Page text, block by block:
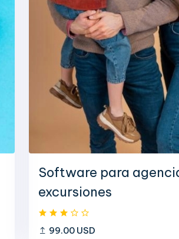
Software para
excursiones
99.00 USD